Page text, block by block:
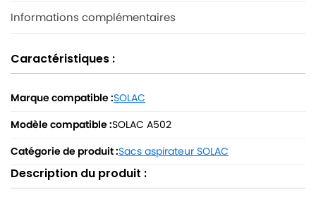
Informations complémentaires
Caractéristiques :
Marque compatible :SOLAC
Modèle compatible :SOLAC A502
Catégorie de produit :Sacs aspirateur SOLAC
Description du produit :